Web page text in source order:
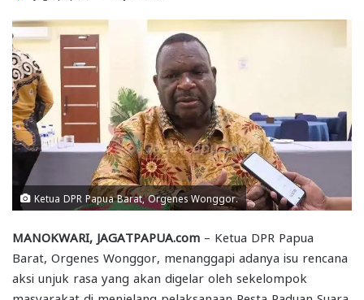
Ketua DPR Papua Barat, Orgenes Wonggor.
MANOKWARI, JAGATPAPUA.com – Ketua DPR Papua
Barat, Orgenes Wonggor, menanggapi adanya isu rencana
aksi unjuk rasa yang akan digelar oleh sekelompok